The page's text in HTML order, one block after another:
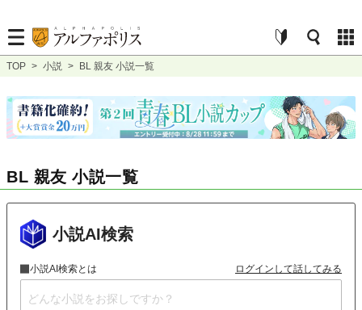
TOP > 小説 > BL 親友 小説一覧
BL 親友 小説一覧
小説AI検索
小説AI検索とは ログインして話してみる